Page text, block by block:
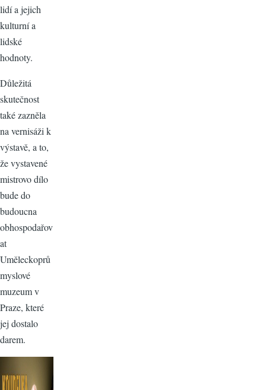
lidí a jejich
kulturní a
lidské
hodnoty.
Důležitá
skutečnost
také zazněla
na vernisáži k
výstavě, a to,
že vystavené
mistrovo dílo
bude do
budoucna
obhospodařov
at
Uměleckoprů
myslové
muzeum v
Praze, které
jej dostalo
darem.